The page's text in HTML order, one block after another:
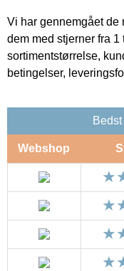
Vi har gennemgået
dem med stjerner fra
sortimentstørrelse,
betingelser,
Webshop